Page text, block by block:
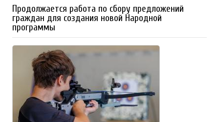
Продолжается работа по сбору предложений
граждан для создания новой Народной
программы